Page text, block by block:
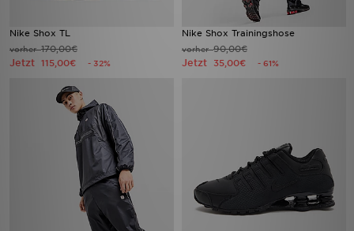
Nike Shox TL
vorher170,00€
Jetzt 115,00€ - 32%
Nike Shox Trainingshose
vorher90,00€
Jetzt 35,00€ - 61%